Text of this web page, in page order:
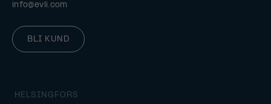
info@evli.com
BLI KUND
HELSINGFORS